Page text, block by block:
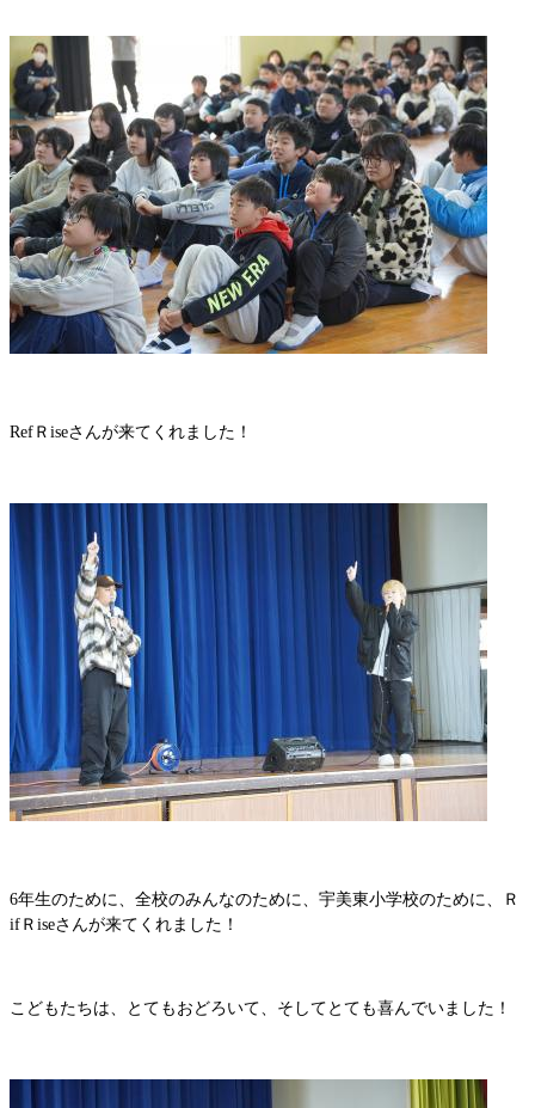
RefＲiseさんが来てくれました！
6年生のために、全校のみんなのために、宇美東小学校のために、Ｒ
ifＲiseさんが来てくれました！
こどもたちは、とてもおどろいて、そしてとても喜んでいました！